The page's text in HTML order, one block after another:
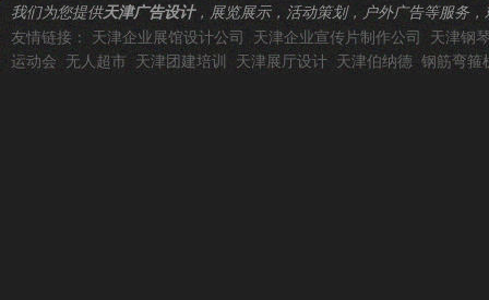
我们为您提供天津广告设计，展览展示，活动策划，户外广告等服务
友情链接：
天津企业展馆设计公司 天津企业宣传片制作公司
天津钢
运动会 无人超市 天津团建培训 天津展厅设计 天津伯纳德 钢筋弯箍